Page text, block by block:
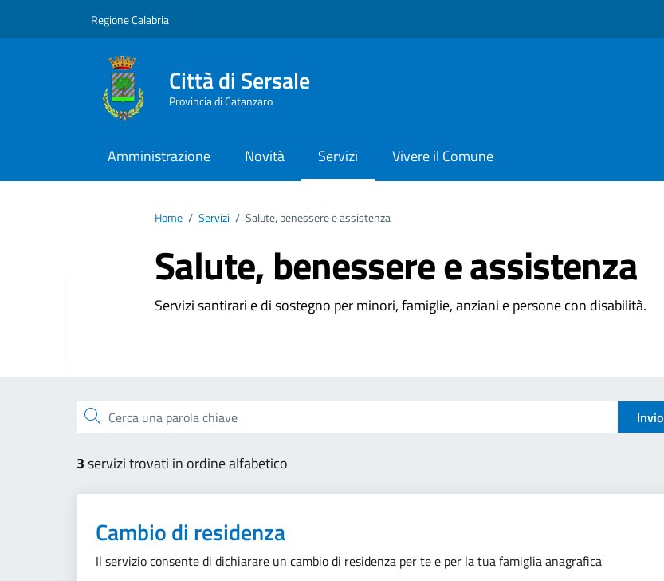
Regione Calabria
Città di Sersale
Provincia di Catanzaro
Amministrazione Novità Servizi Vivere il Comune
Home / Servizi / Salute, benessere e assistenza
Salute, benessere e assistenza
Servizi santirari e di sostegno per minori, famiglie, anziani e persone con disabilità.
Esplora tutti i servizi
Cerca una parola chiave Invio
3servizi trovati in ordine alfabetico
Cambio di residenza
Il servizio consente di dichiarare un cambio di residenza per te e per la tua famiglia anagrafica